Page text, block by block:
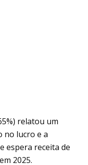
relatou um
no lucro e a
espera receita de
2025.